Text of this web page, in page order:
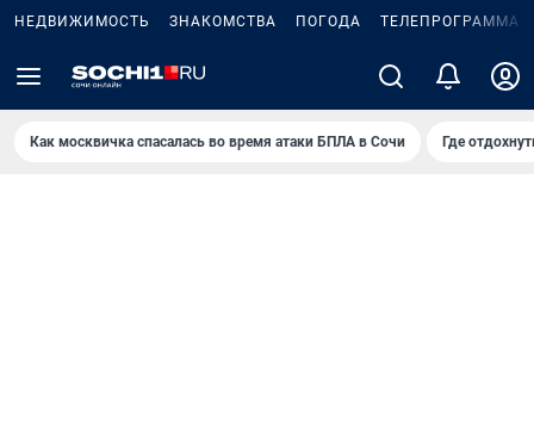
НЕДВИЖИМОСТЬ ЗНАКОМСТВА ПОГОДА ТЕЛЕПРОГРАММА
Как москвичка спасалась во время атаки БПЛА в Сочи Где